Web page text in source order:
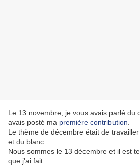
Le 13 novembre, je vous avais parlé du
avais posté ma première contribution
Le thème de décembre était de
et du blanc.
Nous sommes le 13 décembre et il est
que j'ai fait :